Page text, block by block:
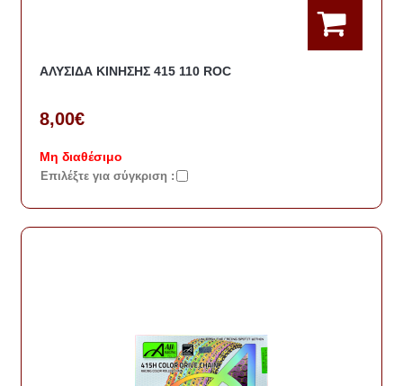
ΑΛΥΣΙΔΑ ΚΙΝΗΣΗΣ 415 110 ROC
8,00€
Μη διαθέσιμο
Eπιλέξτε για σύγκριση :